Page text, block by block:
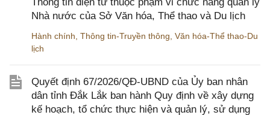
Nhà nước của Sở Văn hóa, Thể thao và Du lịch
Hành chính Thông tin-Truyền thông Văn hóa-Thể thao-Du
lịch
Quyết định 67/2026/QĐ-UBND của Ủy ban nhân
dân tỉnh Đắk Lắk ban hành Quy định về xây dựng
kế hoạch, tổ chức thực hiện và quản lý, sử dụng